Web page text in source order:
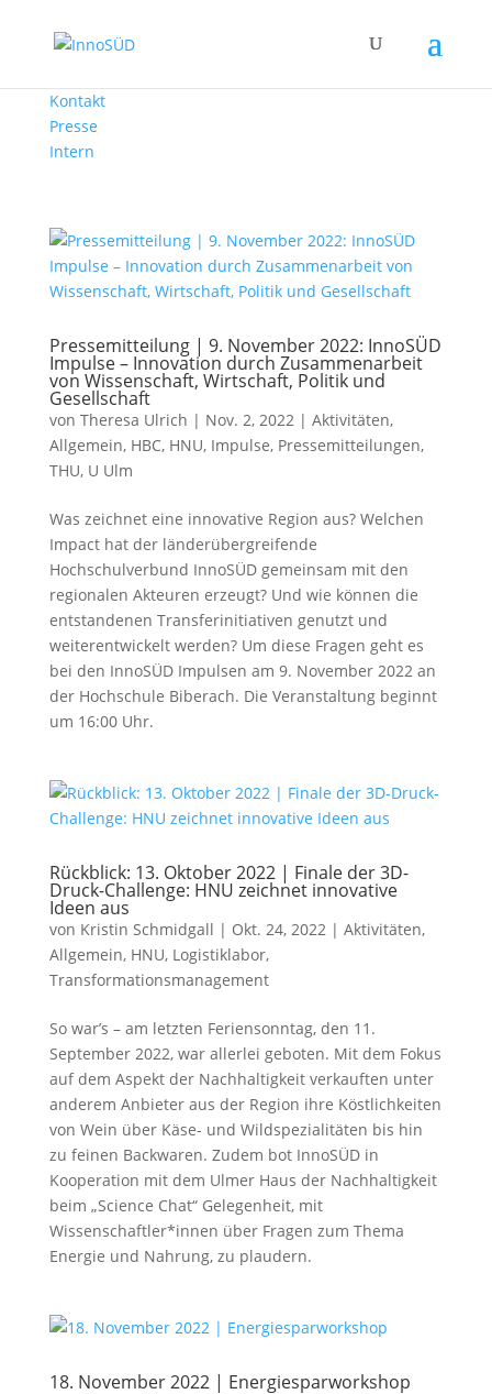
Kontakt
Presse
Intern
Pressemitteilung | 9. November 2022: InnoSÜD
Impulse – Innovation durch Zusammenarbeit
von Wissenschaft, Wirtschaft, Politik und
Gesellschaft
von Theresa Ulrich | Nov. 2, 2022| Aktivitäten,
Allgemein, HBC, HNU, Impulse, Pressemitteilungen,
THU, U Ulm
Was zeichnet eine innovative Region aus? Welchen
Impact hat der länderübergreifende
Hochschulverbund InnoSÜD gemeinsam mit den
regionalen Akteuren erzeugt? Und wie können die
entstandenen Transferinitiativen genutzt und
weiterentwickelt werden? Um diese Fragen geht es
bei den InnoSÜD Impulsen am 9. November 2022 an
der Hochschule Biberach. Die Veranstaltung beginnt
um 16:00 Uhr.
Rückblick: 13. Oktober 2022 | Finale der 3D-
Druck-Challenge: HNU zeichnet innovative
Ideen aus
von Kristin Schmidgall | Okt. 24, 2022| Aktivitäten,
Allgemein, HNU, Logistiklabor,
Transformationsmanagement
So war’s – am letzten Feriensonntag, den 11.
September 2022, war allerlei geboten. Mit dem Fokus
auf dem Aspekt der Nachhaltigkeit verkauften unter
anderem Anbieter aus der Region ihre Köstlichkeiten
von Wein über Käse- und Wildspezialitäten bis hin
zu feinen Backwaren. Zudem bot InnoSÜD in
Kooperation mit dem Ulmer Haus der Nachhaltigkeit
beim „Science Chat“ Gelegenheit, mit
Wissenschaftler*innen über Fragen zum Thema
Energie und Nahrung, zu plaudern.
18. November 2022 | Energiesparworkshop